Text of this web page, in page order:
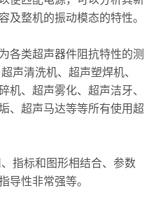
及整机的振动模态的特性。
类超声器件阻抗特性的测
声清洗机、超声塑焊机、
机、超声雾化、超声洁牙、
、超声马达等等所有使用超
指标和图形相结合、参数
导性非常强等。